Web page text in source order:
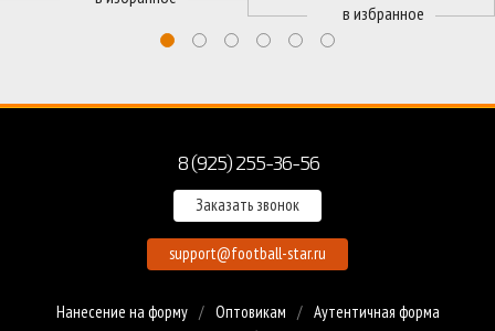
8 (925) 255-36-56
Заказать звонок
support@football-star.ru
Нанесение на форму Оптовикам
Аутентичная форма